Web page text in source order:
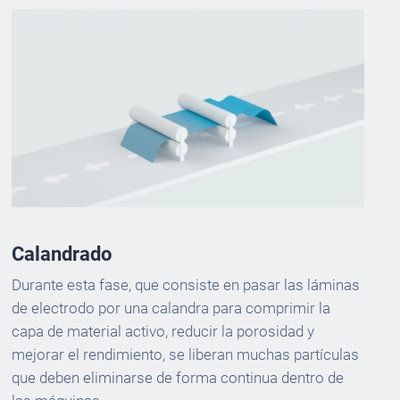
Calandrado
Durante esta fase, que consiste en pasar las láminas
de electrodo por una calandra para comprimir la
capa de material activo, reducir la porosidad y
mejorar el rendimiento, se liberan muchas partículas
que deben eliminarse de forma continua dentro de